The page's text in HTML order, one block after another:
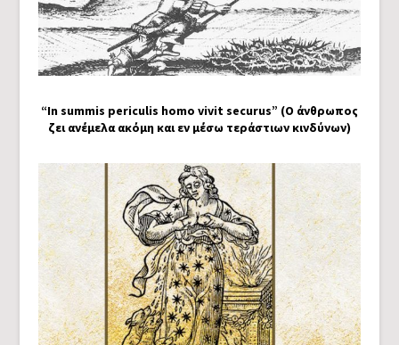
“In summis periculis homo vivit securus” (Ο άνθρωπος
ζει ανέμελα ακόμη και εν μέσω τεράστιων κινδύνων)